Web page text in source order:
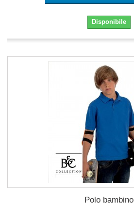
Disponibile
Polo bambino